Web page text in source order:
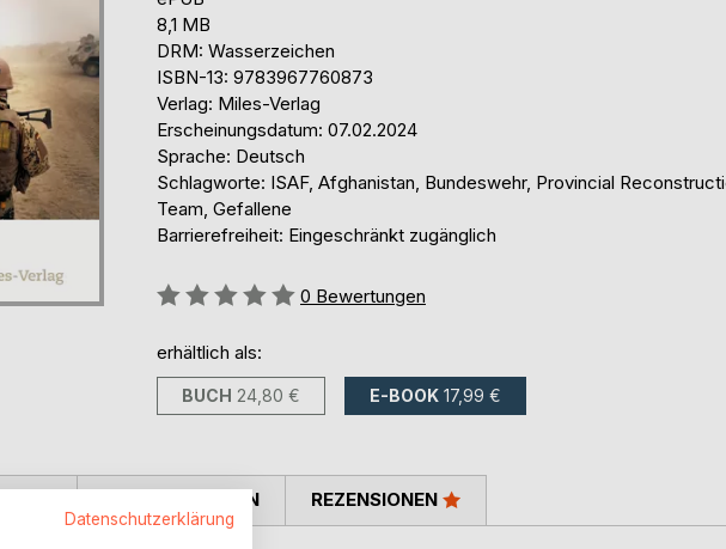
8,1 MB
DRM: Wasserzeichen
ISBN-13: 9783967760873
Verlag: Miles-Verlag
Erscheinungsdatum: 07.02.2024
Sprache: Deutsch
Schlagworte: ISAF, Afghanistan, Bundeswehr, Provincial
Team, Gefallene
Barrierefreiheit: Eingeschränkt zugänglich
Bewertung::
0 Bewertungen
erhältlich als:
BUCH 24,80 € E-BOOK 17,99 €
PRESSESTIMMEN REZENSIONEN
Datenschutzerklärung